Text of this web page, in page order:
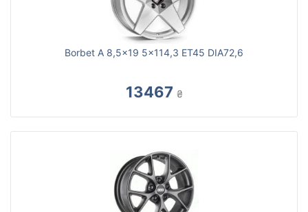
Borbet A 8,5x19 5x114,3 ET45 DIA72,6
13467 ₴